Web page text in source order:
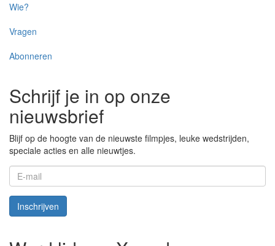
Wie?
Vragen
Abonneren
Schrijf je in op onze
nieuwsbrief
Blijf op de hoogte van de nieuwste filmpjes, leuke wedstrijden,
speciale acties en alle nieuwtjes.
E-
mail
Inschrijven